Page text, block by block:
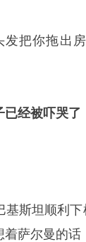
把你拖出
已经被吓哭
斯坦顺利
萨尔曼的话